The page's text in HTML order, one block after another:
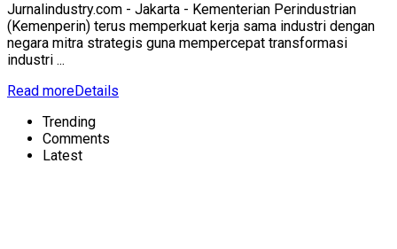
Jurnalindustry.com - Jakarta - Kementerian Perindustrian
(Kemenperin) terus memperkuat kerja sama industri dengan
negara mitra strategis guna mempercepat transformasi
industri ...
Read moreDetails
Trending
Comments
Latest